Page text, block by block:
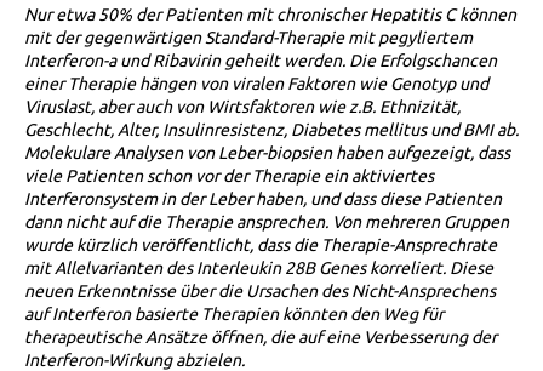
Nur etwa 50% der Patienten mit chronischer Hepatitis C können
mit der gegenwärtigen Standard-Therapie mit pegyliertem
Interferon-a und Ribavirin geheilt werden. Die Erfolgschancen
einer Therapie hängen von viralen Faktoren wie Genotyp und
Viruslast, aber auch von Wirtsfaktoren wie z.B. Ethnizität,
Geschlecht, Alter, Insulinresistenz, Diabetes mellitus und BMI ab.
Molekulare Analysen von Leber-biopsien haben aufgezeigt, dass
viele Patienten schon vor der Therapie ein aktiviertes
Interferonsystem in der Leber haben, und dass diese Patienten
dann nicht auf die Therapie ansprechen. Von mehreren Gruppen
wurde kürzlich veröffentlicht, dass die Therapie-Ansprechrate
mit Allelvarianten des Interleukin 28B Genes korreliert. Diese
neuen Erkenntnisse über die Ursachen des Nicht-Ansprechens
auf Interferon basierte Therapien könnten den Weg für
therapeutische Ansätze öffnen, die auf eine Verbesserung der
Interferon-Wirkung abzielen.